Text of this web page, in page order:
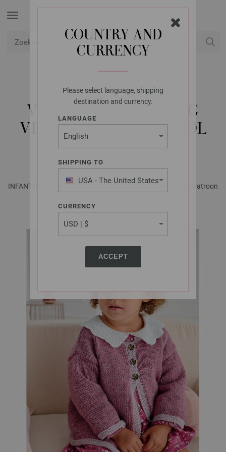
COUNTRY AND
CURRENCY
Please select language, shipping
destination and currency.
LANGUAGE
SHIPPING TO
USA - The United States
of America
CURRENCY
ACCEPT
LANA GROSSA
VEST COOL WOOL BIG
VINTAGE & COOL WOOL
BIG
INFANTI No. 22 - Tijdschrift (DE) + Breibeschrijvingen (NL) | Patroon